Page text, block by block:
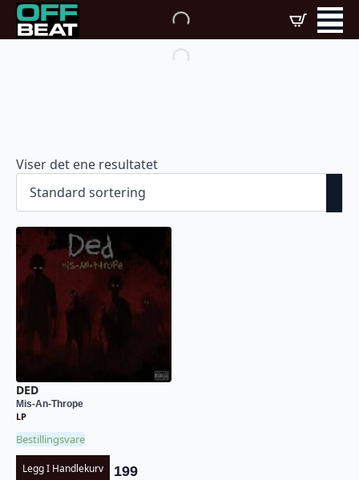
Viser det ene resultatet
DED
Mis-An-Thrope
LP
Bestillingsvare
Legg I Handlekurv 199